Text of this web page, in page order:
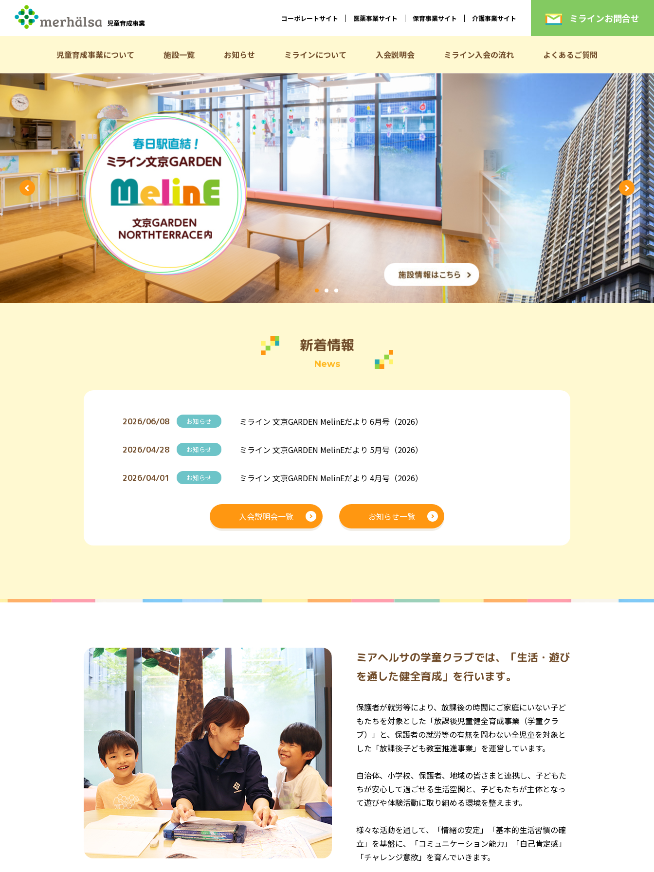
児童育成事業
コーポレートサイト 医薬事業サイト 保育事業サイト 介護事業サイト ミラインお問合せ
児童育成事業について 施設一覧 お知らせ ミラインについて 入会説明会 ミライン入会の流れ よくあるご質問
新着情報
News
2026/06/08 お知らせ ミライン 文京GARDEN MelinEだより 6月号（2026）
2026/04/28 お知らせ ミライン 文京GARDEN MelinEだより 5月号（2026）
2026/04/01 お知らせ ミライン 文京GARDEN MelinEだより 4月号（2026）
入会説明会一覧 お知らせ一覧
ミアヘルサの学童クラブでは、「生活・遊び
を通した健全育成」を行います。
保護者が就労等により、放課後の時間にご家庭にいない子ど
もたちを対象とした「放課後児童健全育成事業（学童クラ
ブ）」と、保護者の就労等の有無を問わない全児童を対象と
した「放課後子ども教室推進事業」を運営しています。
自治体、小学校、保護者、地域の皆さまと連携し、子どもた
ちが安心して過ごせる生活空間と、子どもたちが主体となっ
て遊びや体験活動に取り組める環境を整えます。
様々な活動を通して、「情緒の安定」「基本的生活習慣の確
立」を基盤に、「コミュニケーション能力」「自己肯定感」
「チャレンジ意欲」を育んでいきます。